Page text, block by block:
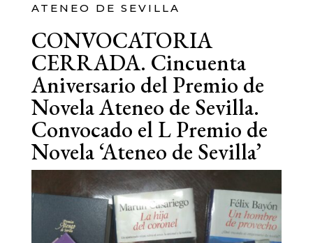
ATENEO DE SEVILLA
CONVOCATORIA
CERRADA. Cincuenta
Aniversario del Premio de
Novela Ateneo de Sevilla.
Convocado el L Premio de
Novela ‘Ateneo de Sevilla’